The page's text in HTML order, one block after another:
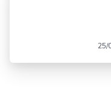
25/